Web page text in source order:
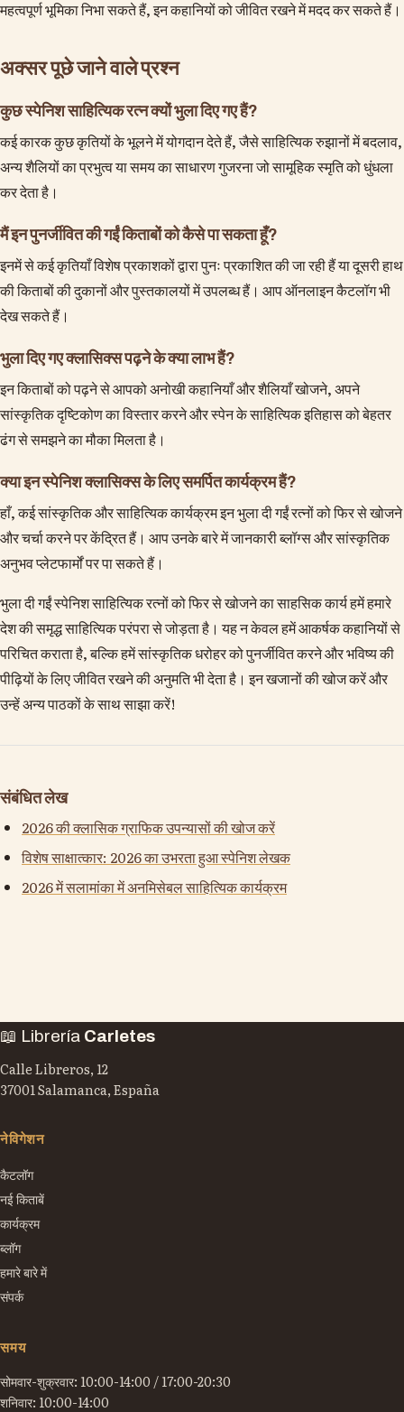
महत्वपूर्ण भूमिका निभा सकते हैं, इन कहानियों को जीवित रखने में मदद कर सकते हैं।
अक्सर पूछे जाने वाले प्रश्न
कुछ स्पेनिश साहित्यिक रत्न क्यों भुला दिए गए हैं?
कई कारक कुछ कृतियों के भूलने में योगदान देते हैं, जैसे साहित्यिक रुझानों में बदलाव,
अन्य शैलियों का प्रभुत्व या समय का साधारण गुजरना जो सामूहिक स्मृति को धुंधला
कर देता है।
मैं इन पुनर्जीवित की गईं किताबों को कैसे पा सकता हूँ?
इनमें से कई कृतियाँ विशेष प्रकाशकों द्वारा पुनः प्रकाशित की जा रही हैं या दूसरी हाथ
की किताबों की दुकानों और पुस्तकालयों में उपलब्ध हैं। आप ऑनलाइन कैटलॉग भी
देख सकते हैं।
भुला दिए गए क्लासिक्स पढ़ने के क्या लाभ हैं?
इन किताबों को पढ़ने से आपको अनोखी कहानियाँ और शैलियाँ खोजने, अपने
सांस्कृतिक दृष्टिकोण का विस्तार करने और स्पेन के साहित्यिक इतिहास को बेहतर
ढंग से समझने का मौका मिलता है।
क्या इन स्पेनिश क्लासिक्स के लिए समर्पित कार्यक्रम हैं?
हाँ, कई सांस्कृतिक और साहित्यिक कार्यक्रम इन भुला दी गईं रत्नों को फिर से खोजने
और चर्चा करने पर केंद्रित हैं। आप उनके बारे में जानकारी ब्लॉग्स और सांस्कृतिक
अनुभव प्लेटफार्मों पर पा सकते हैं।
भुला दी गईं स्पेनिश साहित्यिक रत्नों को फिर से खोजने का साहसिक कार्य हमें हमारे
देश की समृद्ध साहित्यिक परंपरा से जोड़ता है। यह न केवल हमें आकर्षक कहानियों से
परिचित कराता है, बल्कि हमें सांस्कृतिक धरोहर को पुनर्जीवित करने और भविष्य की
पीढ़ियों के लिए जीवित रखने की अनुमति भी देता है। इन खजानों की खोज करें और
उन्हें अन्य पाठकों के साथ साझा करें!
संबंधित लेख
2026 की क्लासिक ग्राफिक उपन्यासों की खोज करें
विशेष साक्षात्कार: 2026 का उभरता हुआ स्पेनिश लेखक
2026 में सलामांका में अनमिसेबल साहित्यिक कार्यक्रम
📖 Librería Carletes
Calle Libreros, 12
37001 Salamanca, España
नेविगेशन
कैटलॉग
नई किताबें
कार्यक्रम
ब्लॉग
हमारे बारे में
संपर्क
समय
सोमवार-शुक्रवार: 10:00-14:00 / 17:00-20:30
शनिवार: 10:00-14:00